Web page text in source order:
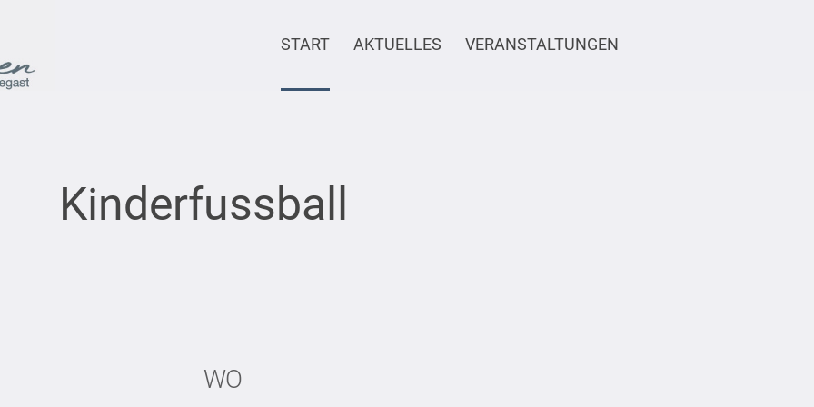
START AKTUELLES VERANSTALTUNGEN
Kinderfussball
WO